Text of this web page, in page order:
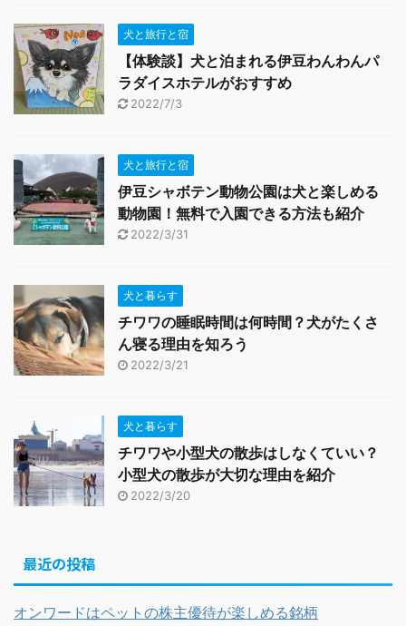
犬と旅行と宿
【体験談】犬と泊まれる伊豆わんわんパ
ラダイスホテルがおすすめ
2022/7/3
犬と旅行と宿
伊豆シャボテン動物公園は犬と楽しめる
動物園！無料で入園できる方法も紹介
2022/3/31
犬と暮らす
チワワの睡眠時間は何時間？犬がたくさ
ん寝る理由を知ろう
2022/3/21
犬と暮らす
チワワや小型犬の散歩はしなくていい？
小型犬の散歩が大切な理由を紹介
2022/3/20
最近の投稿
オンワードはペットの株主優待が楽しめる銘柄